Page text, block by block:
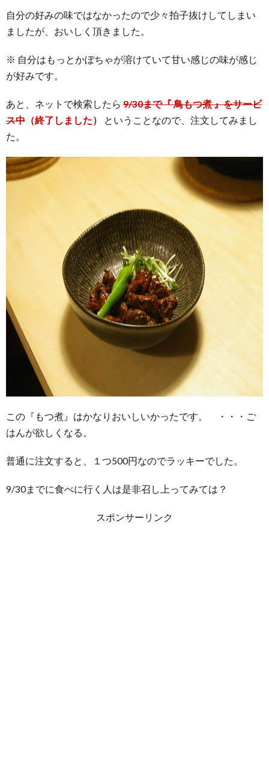
自分の好みの味ではなかったので少々拍子抜けしてしまい
ましたが、おいしく頂きました。
※ 自分はもっとかぼちゃが溶けていて甘い感じの味が感じ
が好みです。
あと、ネットで検索したら 9/30まで『 鳥もつ煮 』をサービ
ス中 （終了しました）
ということなので、注文してみまし
た。
この『もつ煮』はかなりおいしいかったです。 ・・・ご
はんが欲しくなる。
普通に注文すると、１つ500円なのでラッキーでした。
9/30までに食べに行く人は是非召し上ってみては？
スポンサーリンク